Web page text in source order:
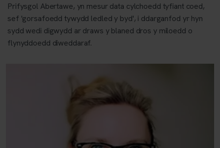
Prifysgol Abertawe, yn mesur data cylchoedd tyfiant coed,
sef 'gorsafoedd tywydd ledled y byd', i ddarganfod yr hyn
sydd wedi digwydd ar draws y blaned dros y miloedd o
flynyddoedd diweddaraf.